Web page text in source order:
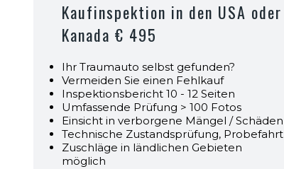
Kaufinspektion in den USA oder
Kanada € 495
Ihr Traumauto selbst gefunden?
Vermeiden Sie einen Fehlkauf
Inspektionsbericht 10 - 12 Seiten
Umfassende Prüfung > 100 Fotos
Einsicht in verborgene Mängel / Schäden
Technische Zustandsprüfung, Probefahrt
Zuschläge in ländlichen Gebieten
möglich